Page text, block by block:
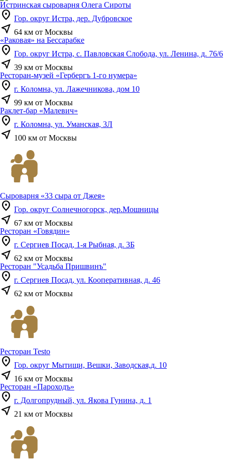
Истринская сыроварня Олега Сироты
location_on Гор. округ Истра, дер. Дубровское
near_me 64 км от Москвы
«Раковая» на Бессарабке
location_on Гор. округ Истра, с. Павловская Слобода, ул. Ленина, д. 76/6
near_me 39 км от Москвы
Ресторан-музей «Гербергъ 1-го нумера»
location_on г. Коломна, ул. Лажечникова, дом 10
near_me 99 км от Москвы
Раклет-бар «Малевич»
location_on г. Коломна, ул. Уманская, 3Л
near_me 100 км от Москвы
Сыроварня «33 сыра от Джея»
location_on Гор. округ Солнечногорск, дер.Мошницы
near_me 67 км от Москвы
Ресторан «Говядин»
location_on г. Сергиев Посад, 1-я Рыбная, д. 3Б
near_me 62 км от Москвы
Ресторан "Усадьба Пришвинъ"
location_on г. Сергиев Посад, ул. Кооперативная, д. 46
near_me 62 км от Москвы
Ресторан Testo
location_on Гор. округ Мытищи, Вешки, Заводская,д. 10
near_me 16 км от Москвы
Ресторан «Пароходъ»
location_on г. Долгопрудный, ул. Якова Гунина, д. 1
near_me 21 км от Москвы